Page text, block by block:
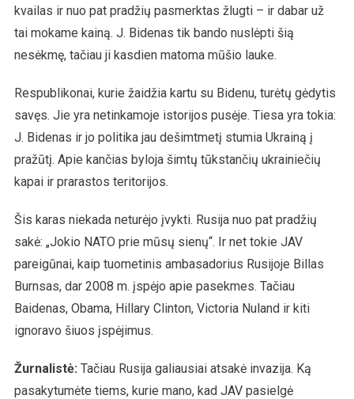
kvailas ir nuo pat pradžių pasmerktas žlugti – ir dabar už
tai mokame kainą. J. Bidenas tik bando nuslėpti šią
nesėkmę, tačiau ji kasdien matoma mūšio lauke.
Respublikonai, kurie žaidžia kartu su Bidenu, turėtų gėdytis
savęs. Jie yra netinkamoje istorijos pusėje. Tiesa yra tokia:
J. Bidenas ir jo politika jau dešimtmetį stumia Ukrainą į
pražūtį. Apie kančias byloja šimtų tūkstančių ukrainiečių
kapai ir prarastos teritorijos.
Šis karas niekada neturėjo įvykti. Rusija nuo pat pradžių
sakė: „Jokio NATO prie mūsų sienų“. Ir net tokie JAV
pareigūnai, kaip tuometinis ambasadorius Rusijoje Billas
Burnsas, dar 2008 m. įspėjo apie pasekmes. Tačiau
Baidenas, Obama, Hillary Clinton, Victoria Nuland ir kiti
ignoravo šiuos įspėjimus.
Žurnalistė: Tačiau Rusija galiausiai atsakė invazija. Ką
pasakytumėte tiems, kurie mano, kad JAV pasielgė